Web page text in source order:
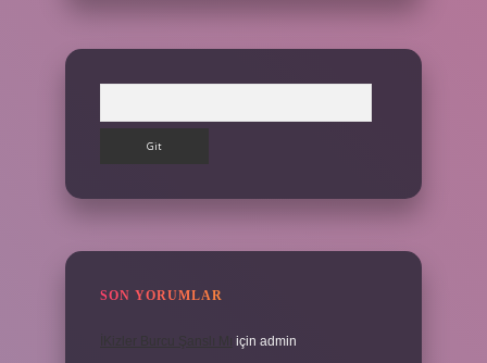
SON YORUMLAR
için admin